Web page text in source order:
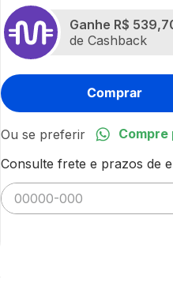
Ganhe R$
de Cashback
Comprar
Compre